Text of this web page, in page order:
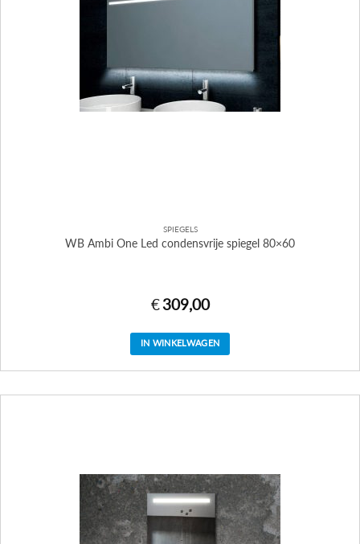
SPIEGELS
WB Ambi One Led condensvrije spiegel 80×60
€ 309,00
IN WINKELWAGEN